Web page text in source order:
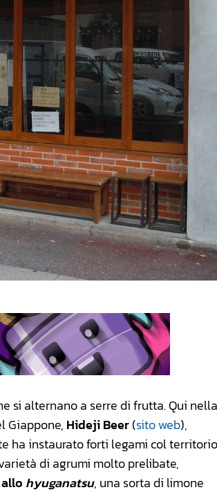
si alternano a serre di frutta. Qui nella
Giappone, Hideji Beer(sito web),
ha instaurato forti legami col
di agrumi molto prelibate,
hyuganatsu, una sorta di limone